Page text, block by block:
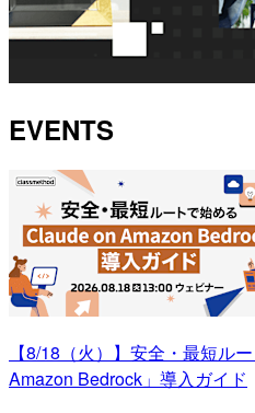
EVENTS
【8/18（火）】安全・最短ル
Amazon Bedrock」導入ガイド